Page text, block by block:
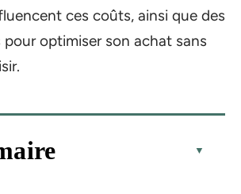
ces coûts, ainsi que des
pour optimiser son achat sans